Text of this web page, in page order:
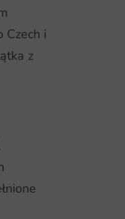
Czech i
z